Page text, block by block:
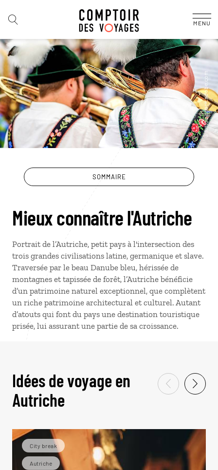
MENU
SOMMAIRE
Mieux connaître l'Autriche
Portrait de l’Autriche, petit pays à l'intersection des
trois grandes civilisations latine, germanique et slave.
Traversée par le beau Danube bleu, hérissée de
montagnes et tapissée de forêt, l’Autriche bénéficie
d’un patrimoine naturel exceptionnel, que complètent
un riche patrimoine architectural et culturel. Autant
d’atouts qui font du pays une destination touristique
prisée, lui assurant une partie de sa croissance.
Idées de voyage en
Autriche
City break
Autriche